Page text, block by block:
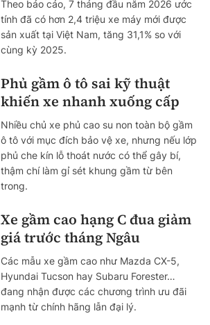
Theo báo cáo, 7 tháng đầu năm 2026 ước
tính đã có hơn 2,4 triệu xe máy mới được
sản xuất tại Việt Nam, tăng 31,1% so với
cùng kỳ 2025.
Phủ gầm ô tô sai kỹ thuật
khiến xe nhanh xuống cấp
Nhiều chủ xe phủ cao su non toàn bộ gầm
ô tô với mục đích bảo vệ xe, nhưng nếu lớp
phủ che kín lỗ thoát nước có thể gây bí,
thậm chí làm gỉ sét khung gầm từ bên
trong.
Xe gầm cao hạng C đua giảm
giá trước tháng Ngâu
Các mẫu xe gầm cao như Mazda CX-5,
Hyundai Tucson hay Subaru Forester…
đang nhận được các chương trình ưu đãi
mạnh từ chính hãng lẫn đại lý.